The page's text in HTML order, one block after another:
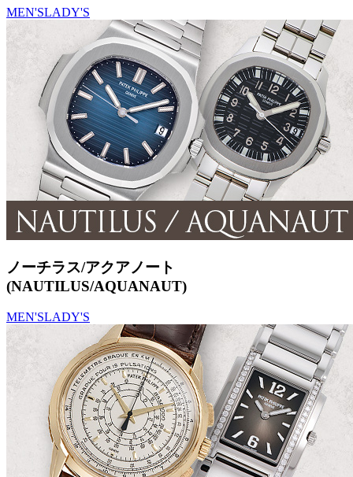
MEN'SLADY'S
ノーチラス/アクアノート
(NAUTILUS/AQUANAUT)
MEN'SLADY'S